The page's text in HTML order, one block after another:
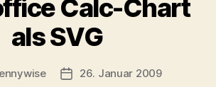
Calc-Chart
als SVG
Veröffentlichungsdatum
26. Januar 2009